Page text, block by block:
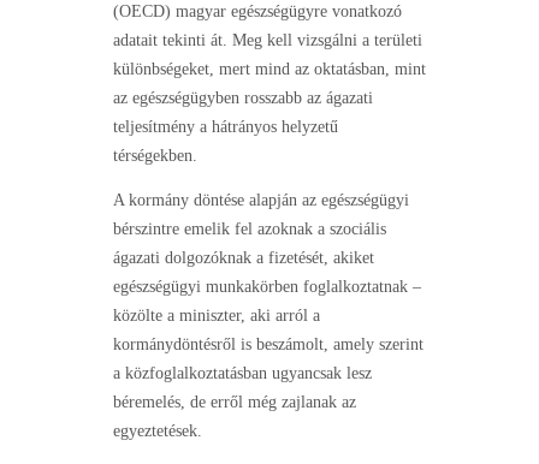
(OECD) magyar egészségügyre vonatkozó
adatait tekinti át. Meg kell vizsgálni a területi
különbségeket, mert mind az oktatásban, mint
az egészségügyben rosszabb az ágazati
teljesítmény a hátrányos helyzetű
térségekben.
A kormány döntése alapján az egészségügyi
bérszintre emelik fel azoknak a szociális
ágazati dolgozóknak a fizetését, akiket
egészségügyi munkakörben foglalkoztatnak –
közölte a miniszter, aki arról a
kormánydöntésről is beszámolt, amely szerint
a közfoglalkoztatásban ugyancsak lesz
béremelés, de erről még zajlanak az
egyeztetések.